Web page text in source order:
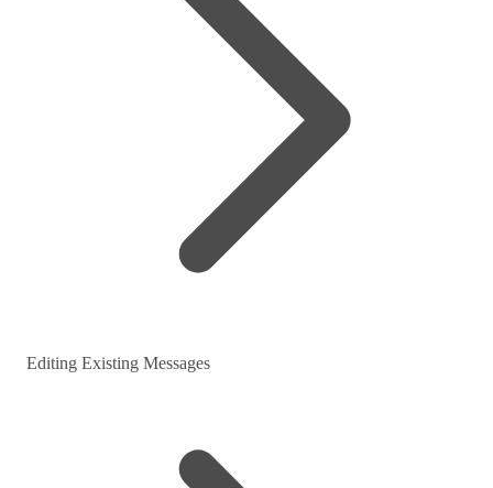
Editing Existing Messages